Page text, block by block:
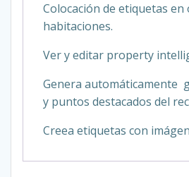
Colocación de etiquetas en
habitaciones.
Ver y editar property
Genera automáticamente
y puntos destacados del
Creea etiquetas con